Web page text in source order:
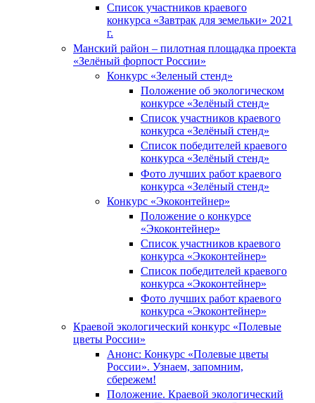
Список участников краевого
конкурса «Завтрак для земельки» 2021
г.
Манский район – пилотная площадка проекта
«Зелёный форпост России»
Конкурс «Зеленый стенд»
Положение об экологическом
конкурсе «Зелёный стенд»
Список участников краевого
конкурса «Зелёный стенд»
Список победителей краевого
конкурса «Зелёный стенд»
Фото лучших работ краевого
конкурса «Зелёный стенд»
Конкурс «Экоконтейнер»
Положение о конкурсе
«Экоконтейнер»
Список участников краевого
конкурса «Экоконтейнер»
Список победителей краевого
конкурса «Экоконтейнер»
Фото лучших работ краевого
конкурса «Экоконтейнер»
Краевой экологический конкурс «Полевые
цветы России»
Анонс: Конкурс «Полевые цветы
России». Узнаем, запомним,
сбережем!
Положение. Краевой экологический